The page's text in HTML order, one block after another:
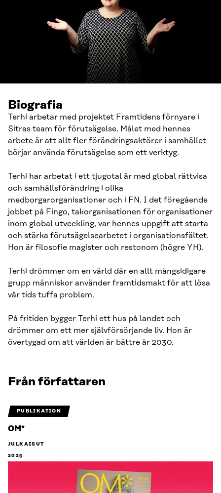
Biografia
Terhi arbetar med projektet Framtidens förnyare i
Sitras team för förutsägelse. Målet med hennes
arbete är att allt fler förändringsaktörer i samhället
börjar använda förutsägelse som ett verktyg.
Terhi har arbetat i ett tjugotal år med global rättvisa
och samhällsförändring i olika
medborgarorganisationer och i FN. I det föregående
jobbet på Fingo, takorganisationen för organisationer
inom global utveckling, var hennes uppgift att starta
och stärka förutsägelsearbetet i organisationsfältet.
Hon är filosofie magister och restonom (högre YH).
Terhi drömmer om en värld där en allt mångsidigare
grupp människor använder framtidsmakt för att lösa
vår tids tuffa problem.
På fritiden bygger Terhi ett hus på landet och
drömmer om ett mer självförsörjande liv. Hon är
övertygad om att världen är bättre år 2030.
Från författaren
PUBLIKATION
OM*
JULKAISUT
2025